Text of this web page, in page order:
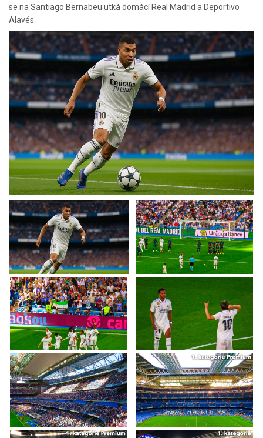
se na Santiago Bernabeu utká domácí Real Madrid a Deportivo
Alavés.